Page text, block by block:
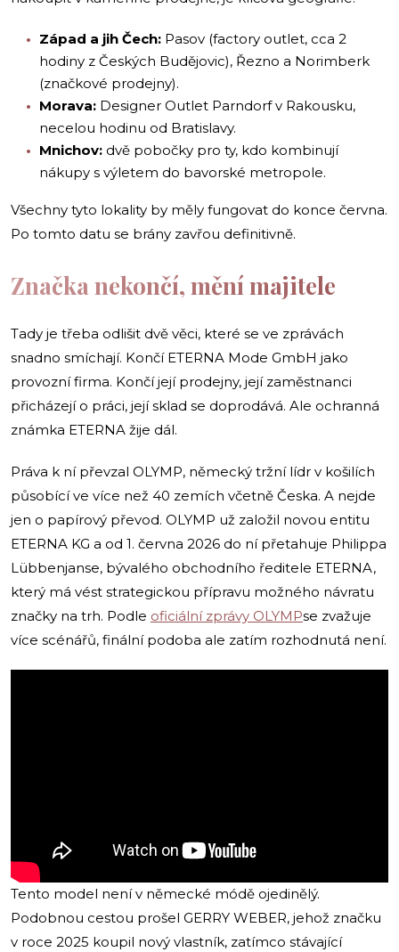
Západ a jih Čech: Pasov (factory outlet, cca 2
hodiny z Českých Budějovic), Řezno a Norimberk
(značkové prodejny).
Morava: Designer Outlet Parndorf v Rakousku,
necelou hodinu od Bratislavy.
Mnichov: dvě pobočky pro ty, kdo kombinují
nákupy s výletem do bavorské metropole.
Všechny tyto lokality by měly fungovat do konce června.
Po tomto datu se brány zavřou definitivně.
Značka nekončí, mění majitele
Tady je třeba odlišit dvě věci, které se ve zprávách
snadno smíchají. Končí ETERNA Mode GmbH jako
provozní firma. Končí její prodejny, její zaměstnanci
přicházejí o práci, její sklad se doprodává. Ale ochranná
známka ETERNA žije dál.
Práva k ní převzal OLYMP, německý tržní lídr v košilích
působící ve více než 40 zemích včetně Česka. A nejde
jen o papírový převod. OLYMP už založil novou entitu
ETERNA KG a od 1. června 2026 do ní přetahuje Philippa
Lübbenjanse, bývalého obchodního ředitele ETERNA,
který má vést strategickou přípravu možného návratu
značky na trh. Podle oficiální zprávy OLYMPse zvažuje
více scénářů, finální podoba ale zatím rozhodnutá není.
Tento model není v německé módě ojedinělý.
Podobnou cestou prošel GERRY WEBER, jehož značku
v roce 2025 koupil nový vlastník, zatímco stávající